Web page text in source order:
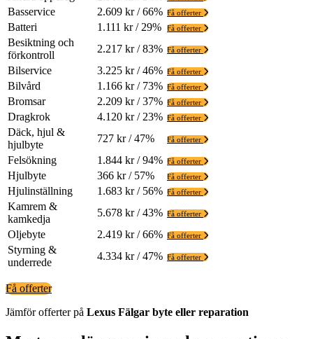
Basservice 2.609 kr / 66% Få offerter
Batteri 1.111 kr / 29% Få offerter
Besiktning och
förkontroll
2.217 kr / 83% Få offerter
Bilservice 3.225 kr / 46% Få offerter
Bilvård 1.166 kr / 73% Få offerter
Bromsar 2.209 kr / 37% Få offerter
Dragkrok 4.120 kr / 23% Få offerter
Däck, hjul &
hjulbyte
727 kr / 47% Få offerter
Felsökning 1.844 kr / 94% Få offerter
Hjulbyte 366 kr / 57% Få offerter
Hjulinställning 1.683 kr / 56% Få offerter
Kamrem &
kamkedja
5.678 kr / 43% Få offerter
Oljebyte 2.419 kr / 66% Få offerter
Styrning &
underrede
4.334 kr / 47% Få offerter
Få offerter
Jämför offerter på Lexus Fälgar byte eller reparation